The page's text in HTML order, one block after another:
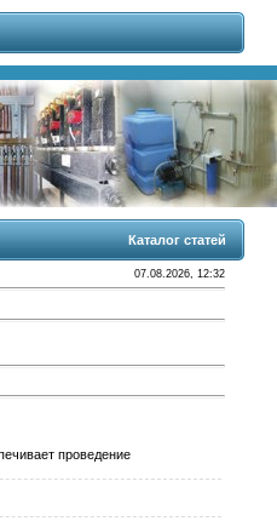
Каталог статей
07.08.2026, 12:32
проведение